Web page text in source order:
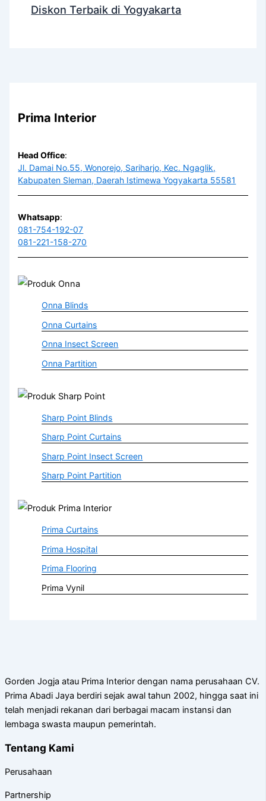
Diskon Terbaik di Yogyakarta
Prima Interior
Head Office:
Jl. Damai No.55, Wonorejo, Sariharjo, Kec. Ngaglik,
Kabupaten Sleman, Daerah Istimewa Yogyakarta 55581
Whatsapp:
081-754-192-07
081-221-158-270
Onna Blinds
Onna Curtains
Onna Insect Screen
Onna Partition
Sharp Point Blinds
Sharp Point Curtains
Sharp Point Insect Screen
Sharp Point Partition
Prima Curtains
Prima Hospital
Prima Flooring
Prima Vynil
Gorden Jogja atau Prima Interior dengan nama perusahaan CV.
Prima Abadi Jaya berdiri sejak awal tahun 2002, hingga saat ini
telah menjadi rekanan dari berbagai macam instansi dan
lembaga swasta maupun pemerintah.
Tentang Kami
Perusahaan
Partnership